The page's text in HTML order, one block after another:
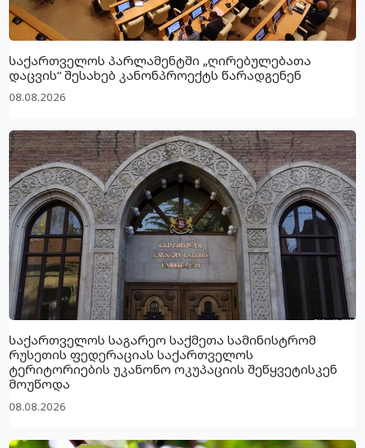
საქართველოს პარლამენტში „ღირებულებათა
დაცვის“ შესახებ კანონპროექტს წარადგენენ
08.08.2026
საქართველოს საგარეო საქმეთა სამინისტრომ
რუსეთის ფედერაციას საქართველოს
ტერიტორიების უკანონო ოკუპაციის შეწყვეტისკენ
მოუწოდა
08.08.2026